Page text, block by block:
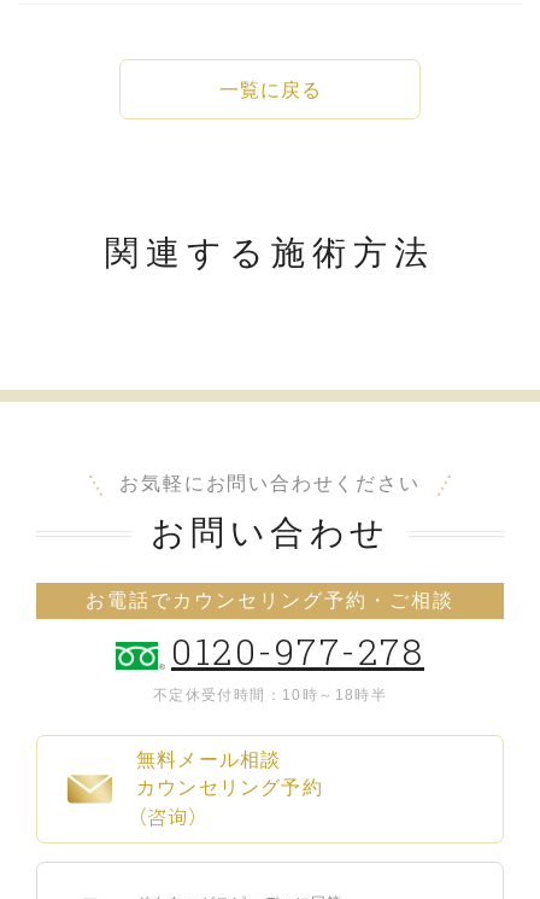
一覧に戻る
関連する施術方法
お気軽にお問い合わせください
お問い合わせ
お電話でカウンセリング予約・ご相談
0120-977-278
不定休 受付時間：10時～18時半
無料メール相談
カウンセリング予約
（咨询）